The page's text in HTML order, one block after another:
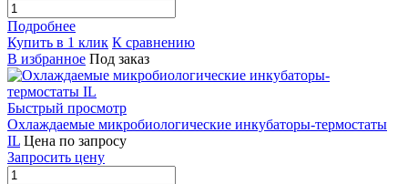
Подробнее
Купить в 1 клик К сравнению
В избранное Под заказ
Быстрый просмотр
Охлаждаемые микробиологические инкубаторы-термостаты
IL Цена по запросу
Запросить цену